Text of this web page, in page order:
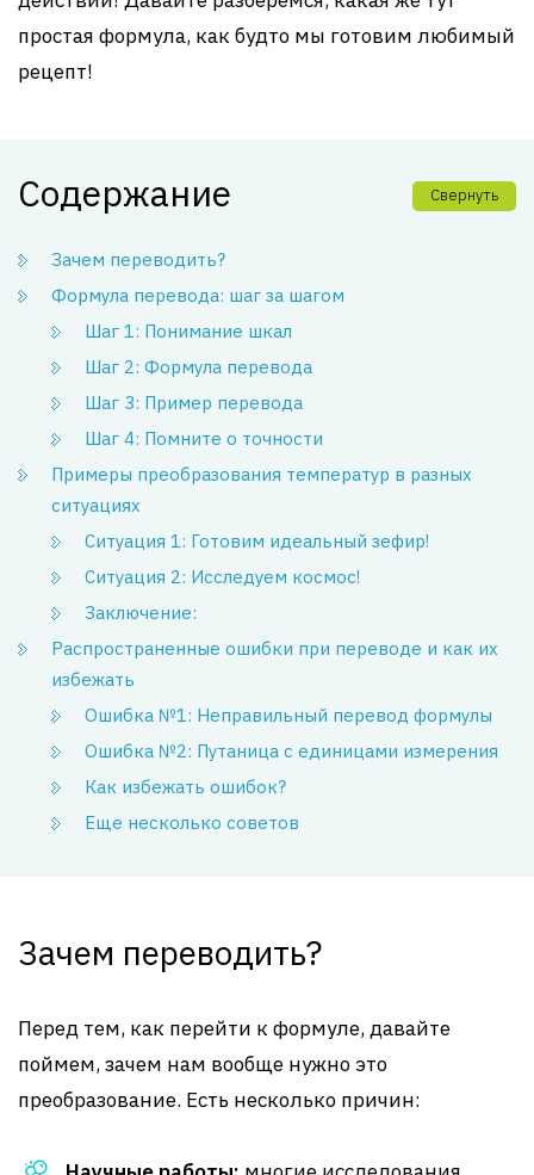
простая формула, как будто мы готовим любимый
рецепт!
Содержание Свернуть
Зачем переводить?
Формула перевода: шаг за шагом
Шаг 1: Понимание шкал
Шаг 2: Формула перевода
Шаг 3: Пример перевода
Шаг 4: Помните о точности
Примеры преобразования температур в разных
ситуациях
Ситуация 1: Готовим идеальный зефир!
Ситуация 2: Исследуем космос!
Заключение:
Распространенные ошибки при переводе и как их
избежать
Ошибка №1: Неправильный перевод формулы
Ошибка №2: Путаница с единицами измерения
Как избежать ошибок?
Еще несколько советов
Зачем переводить?
Перед тем, как перейти к формуле, давайте
поймем, зачем нам вообще нужно это
преобразование. Есть несколько причин: